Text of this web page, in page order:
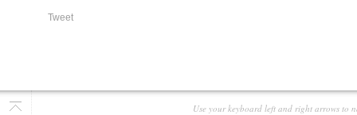
Tweet
Use your keyboard left and right arrows to